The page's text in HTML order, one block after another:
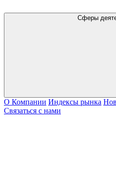
Сферы
О Компании Индексы рынка
Связаться с нами